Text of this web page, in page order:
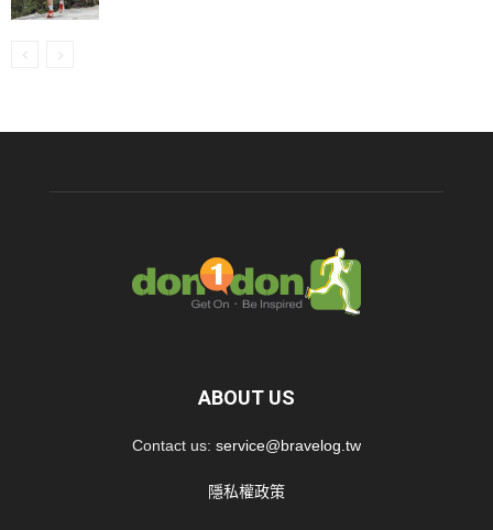
ABOUT US
Contact us: service@bravelog.tw
隱私權政策